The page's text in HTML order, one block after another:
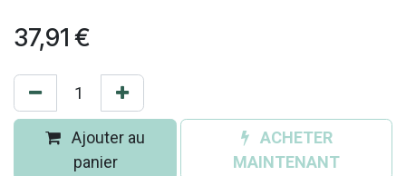
37,91 €
Ajouter au
panier
ACHETER
MAINTENANT